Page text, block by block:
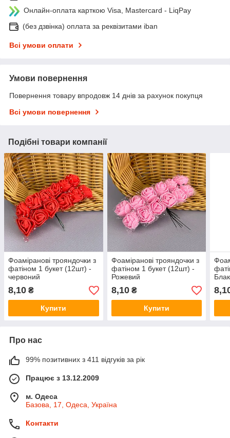
Онлайн-оплата карткою Visa, Mastercard - LiqPay
(без дзвінка) оплата за реквізитами iban
Всі умови оплати
Умови повернення
Повернення товару впродовж 14 днів за рахунок покупця
Всі умови повернення
Подібні товари компанії
Фоаміранові трояндочки з
фатіном 1 букет (12шт) -
червоний
8,10 ₴
Купити
Фоаміранові трояндочки з
фатіном 1 букет (12шт) -
Рожевий
8,10₴
Купити
Про нас
99% позитивних з 411 відгуків за рік
Працює з 13.12.2009
м. Одеса
Базова, 17, Одеса, Україна
Контакти